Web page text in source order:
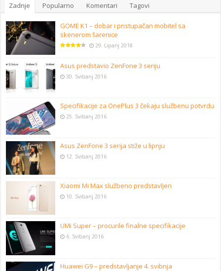
Zadnje Popularno Komentari Tagovi
GOME K1 – dobar i pristupačan mobitel sa
skenerom šarenice
29. Lipanj 2018
Asus predstavio ZenFone 3 seriju
30. Svibanj 2016
Specifikacije za OnePlus 3 čekaju službenu potvrdu
25. Svibanj 2016
Asus ZenFone 3 serija stiže u lipnju
12. Svibanj 2016
Xiaomi Mi Max službeno predstavljen
10. Svibanj 2016
UMi Super – procurile finalne specifikacije
6. Svibanj 2016
Huawei G9 – predstavljanje 4. svibnja